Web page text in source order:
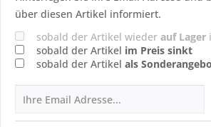
über diesen Artikel informiert.
sobald der Artikel wieder auf Lager
sobald der Artikel im Preis sinkt
sobald der Artikel als